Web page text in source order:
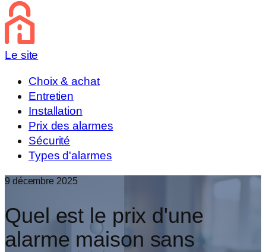
Le site
Choix & achat
Entretien
Installation
Prix des alarmes
Sécurité
Types d'alarmes
9 décembre 2025
Quel est le prix d'une
alarme maison sans